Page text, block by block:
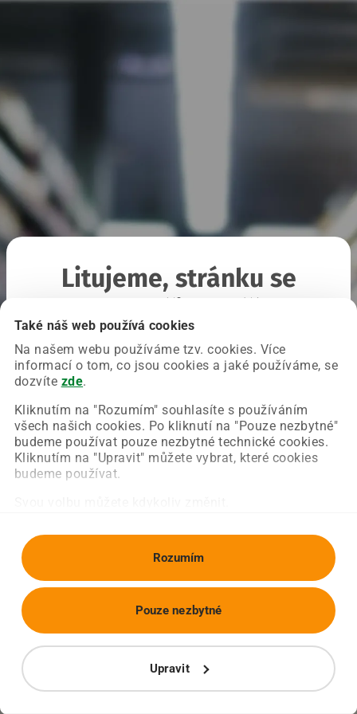
Také náš web používá cookies
Na našem webu používáme tzv. cookies. Více
informací o tom, co jsou cookies a jaké používáme, se
dozvíte zde.
Kliknutím na "Rozumím" souhlasíte s používáním
všech našich cookies. Po kliknutí na "Pouze nezbytné"
budeme používat pouze nezbytné technické cookies.
Kliknutím na "Upravit" můžete vybrat, které cookies
budeme používat.
Rozumím
Upravit
Pouze nezbytné
Litujeme, stránku se
Chyba nastala na naší straně a už ji opravujeme.
Zkuste prosím znovu načíst požadovanou stránku.
Obnovit stránku Úvodní strana